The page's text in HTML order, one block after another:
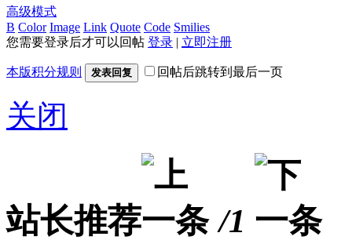
高级模式
B Color Image Link Quote Code Smilies
您需要登录后才可以回帖 登录 | 立即注册
本版积分规则 发表回复 回帖后跳转到最后一页
关闭
站长推荐 /1